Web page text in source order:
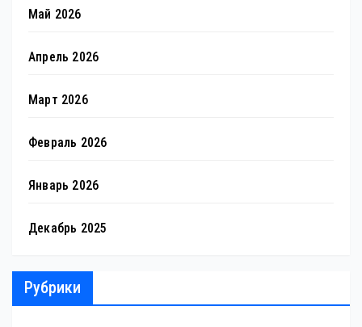
Май 2026
Апрель 2026
Март 2026
Февраль 2026
Январь 2026
Декабрь 2025
Рубрики